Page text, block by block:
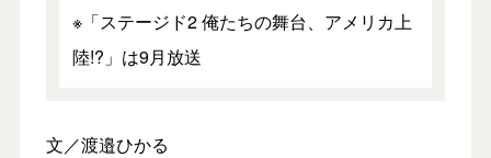
※「ステージド2 俺たちの舞台、アメリカ上
陸!?」は9月放送
文／渡邉ひかる